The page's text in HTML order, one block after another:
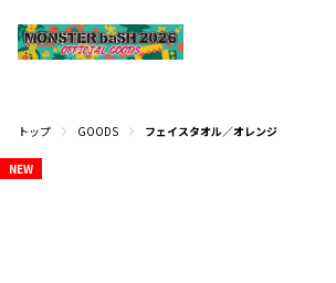
トップ GOODS フェイスタオル／オレンジ
NEW